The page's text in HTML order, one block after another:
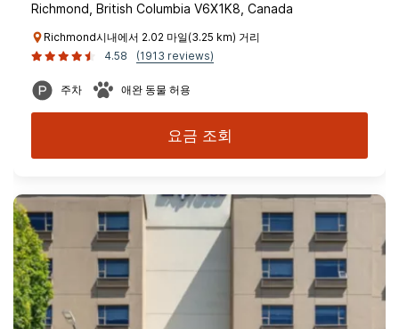
Richmond, British Columbia V6X1K8, Canada
Richmond시내에서 2.02 마일(3.25 km) 거리
4.58
(1913 reviews)
주차 애완 동물 허용
요금 조회